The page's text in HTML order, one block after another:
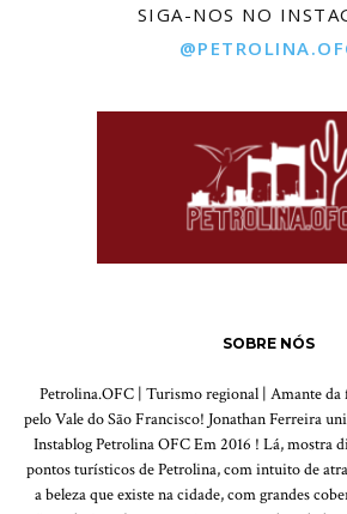
SIGA-NOS NO
SOBRE NÓS
Petrolina.OFC | Turismo regional | Amante da
pelo Vale do São Francisco! Jonathan Ferreira
Instablog Petrolina OFC Em 2016 ! Lá, mostra
pontos turísticos de Petrolina, com intuito de
a beleza que existe na cidade, com grandes